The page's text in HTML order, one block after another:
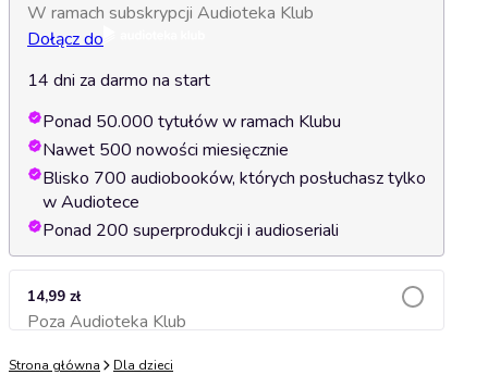
W ramach subskrypcji Audioteka Klub
Dołącz do
14 dni za darmo na start
Ponad 50.000 tytułów w ramach Klubu
Nawet 500 nowości miesięcznie
Blisko 700 audiobooków, których posłuchasz tylko
w Audiotece
Ponad 200 superprodukcji i audioseriali
14,99 zł
Poza Audioteka KlubDodaj do koszyka
Strona główna Dla dzieci